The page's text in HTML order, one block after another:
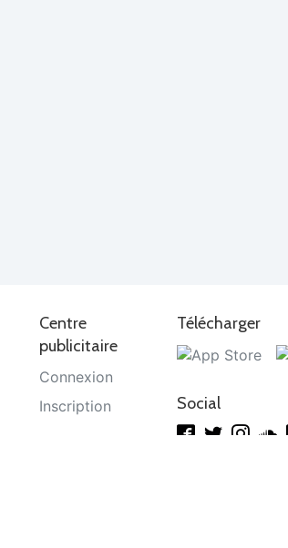
Centre
publicitaire
Connexion
Inscription
Télécharger
Social